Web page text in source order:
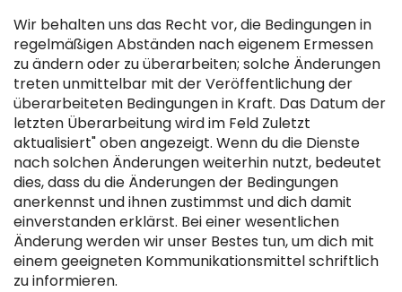
Wir behalten uns das Recht vor, die Bedingungen in
regelmäßigen Abständen nach eigenem Ermessen
zu ändern oder zu überarbeiten; solche Änderungen
treten unmittelbar mit der Veröffentlichung der
überarbeiteten Bedingungen in Kraft. Das Datum der
letzten Überarbeitung wird im Feld Zuletzt
aktualisiert" oben angezeigt. Wenn du die Dienste
nach solchen Änderungen weiterhin nutzt, bedeutet
dies, dass du die Änderungen der Bedingungen
anerkennst und ihnen zustimmst und dich damit
einverstanden erklärst. Bei einer wesentlichen
Änderung werden wir unser Bestes tun, um dich mit
einem geeigneten Kommunikationsmittel schriftlich
zu informieren.